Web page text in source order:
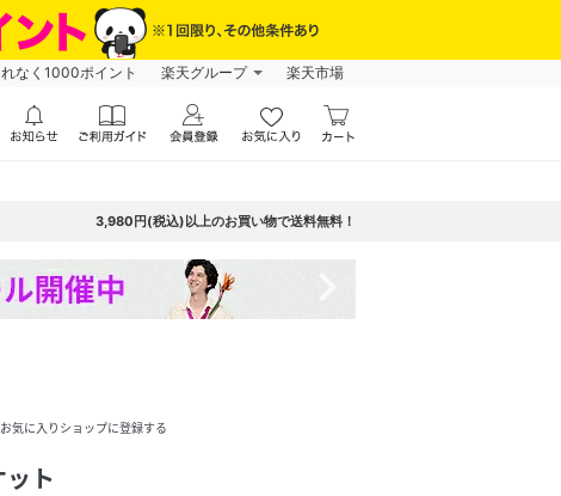
なく1000ポイント 楽天グループ 楽天市場
3,980円(税込)以上のお買い物で送料無料！
お気に入りショップに登録する
ト